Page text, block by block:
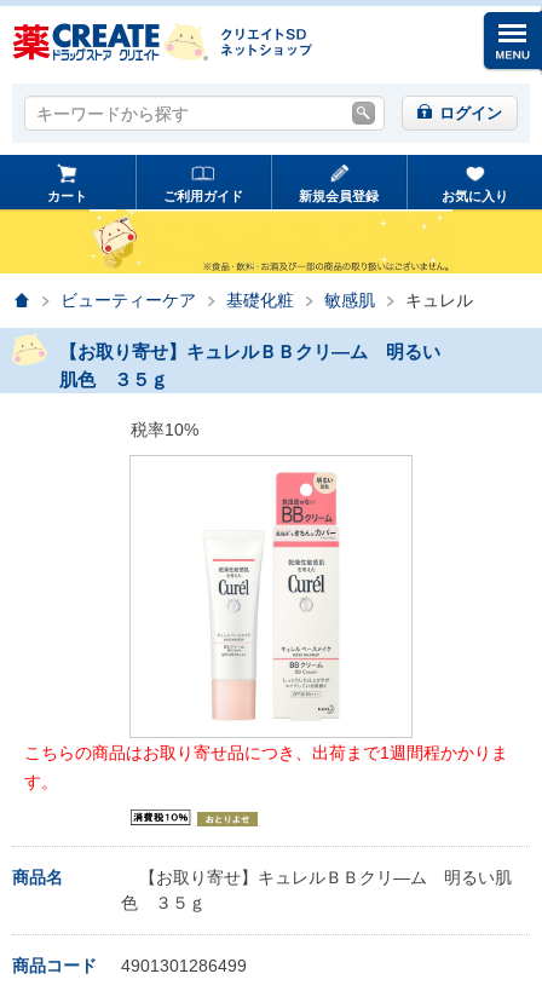
キーワードから探す
キーワードから探す ログイン
カート ご利用ガイド 新規会員登録 お気に入り
ホームビューティーケア 基礎化粧 敏感肌 キュレル
【お取り寄せ】キュレルＢＢクリ―ム 明るい
肌色 ３５ｇ
税率10%
こちらの商品はお取り寄せ品につき、出荷まで1週間程かかりま
す。
商品名
【お取り寄せ】キュレルＢＢクリ―ム 明るい肌
色 ３５ｇ
商品コード 4901301286499